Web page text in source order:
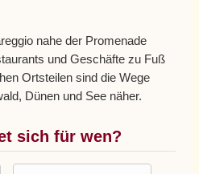
nahe der Promenade
und Geschäfte zu Fuß
Ortsteilen sind die Wege
Dünen und See näher.
sich für wen?